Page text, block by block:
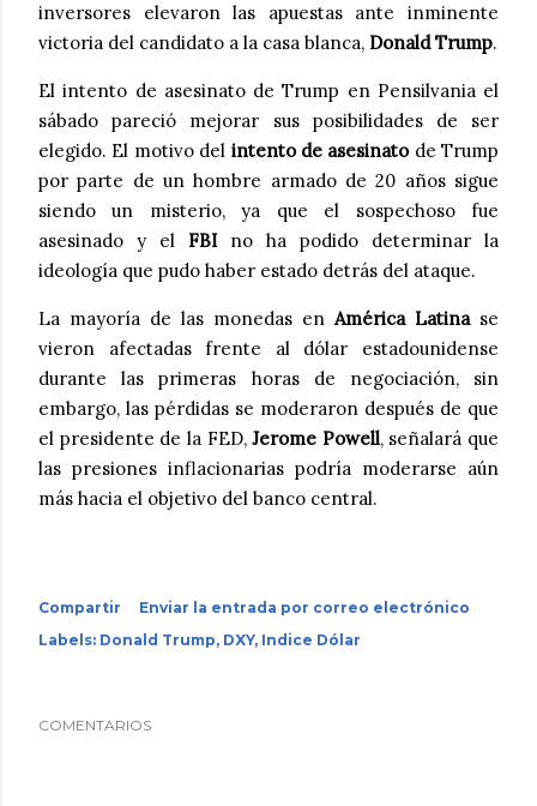
inversores elevaron las apuestas ante inminente
victoria del candidato a la casa blanca, Donald Trump.
El intento de asesinato de Trump en Pensilvania el
sábado pareció mejorar sus posibilidades de ser
elegido. El motivo del intento de asesinato de Trump
por parte de un hombre armado de 20 años sigue
siendo un misterio, ya que el sospechoso fue
asesinado y el FBI no ha podido determinar la
ideología que pudo haber estado detrás del ataque.
La mayoría de las monedas enAmérica Latinase
vieron afectadas frente al dólar estadounidense
durante las primeras horas de negociación, sin
embargo, las pérdidas se moderaron después de que
el presidente de la FED,Jerome Powell, señalará que
las presiones inflacionarias podría moderarse aún
más hacia el objetivo del banco central.
Compartir
Enviar la entrada por correo electrónico
Labels: Donald Trump DXY Indice Dólar
COMENTARIOS